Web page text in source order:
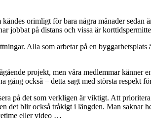
orimligt för bara några månader
jobbat på distans och vissa är
Alla som arbetar på en
projekt, men våra medlemmar
gång också – detta sagt med största respekt
på det som verkligen är viktigt. Att
det blir också tråkigt i längden. Man saknar
eller video …